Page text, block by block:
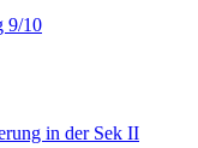
9/10
in der Sek II